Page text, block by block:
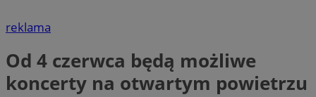
reklama
Od 4 czerwca będą możliwe
koncerty na otwartym powietrzu